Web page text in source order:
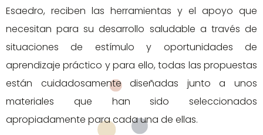
Esaedro, reciben las herramientas y el apoyo que
necesitan para su desarrollo saludable a través de
situaciones de estímulo y oportunidades de
aprendizaje práctico y para ello, todas las propuestas
están cuidadosamente diseñadas junto a unos
materiales que han sido seleccionados
apropiadamente para cada una de ellas.